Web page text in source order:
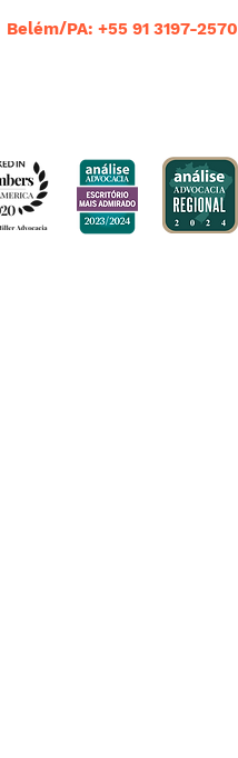
PA: +55 91 3197-2570